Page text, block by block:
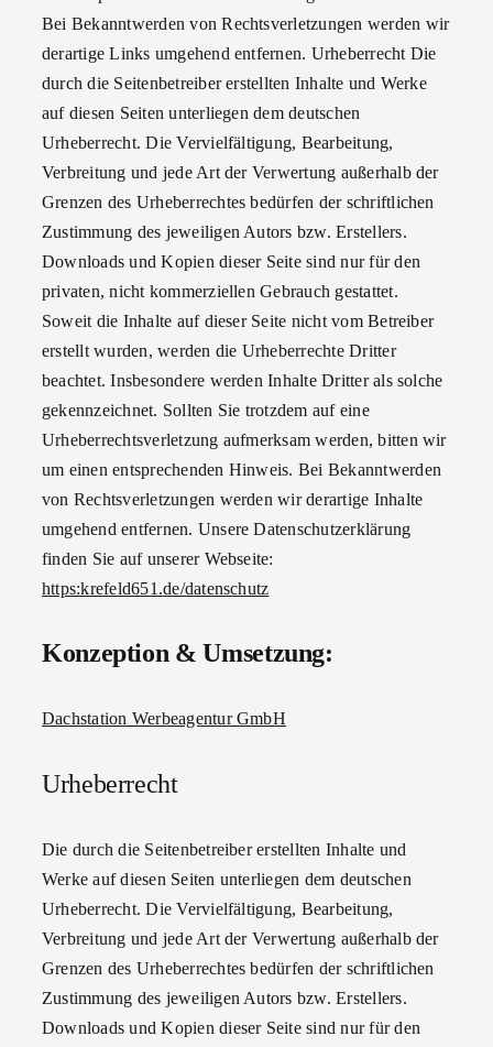
Bei Bekanntwerden von Rechtsverletzungen werden wir
derartige Links umgehend entfernen. Urheberrecht Die
durch die Seitenbetreiber erstellten Inhalte und Werke
auf diesen Seiten unterliegen dem deutschen
Urheberrecht. Die Vervielfältigung, Bearbeitung,
Verbreitung und jede Art der Verwertung außerhalb der
Grenzen des Urheberrechtes bedürfen der schriftlichen
Zustimmung des jeweiligen Autors bzw. Erstellers.
Downloads und Kopien dieser Seite sind nur für den
privaten, nicht kommerziellen Gebrauch gestattet.
Soweit die Inhalte auf dieser Seite nicht vom Betreiber
erstellt wurden, werden die Urheberrechte Dritter
beachtet. Insbesondere werden Inhalte Dritter als solche
gekennzeichnet. Sollten Sie trotzdem auf eine
Urheberrechtsverletzung aufmerksam werden, bitten wir
um einen entsprechenden Hinweis. Bei Bekanntwerden
von Rechtsverletzungen werden wir derartige Inhalte
umgehend entfernen. Unsere Datenschutzerklärung
finden Sie auf unserer Webseite:
https:krefeld651.de/datenschutz
Konzeption & Umsetzung:
Dachstation Werbeagentur GmbH
Urheberrecht
Die durch die Seitenbetreiber erstellten Inhalte und
Werke auf diesen Seiten unterliegen dem deutschen
Urheberrecht. Die Vervielfältigung, Bearbeitung,
Verbreitung und jede Art der Verwertung außerhalb der
Grenzen des Urheberrechtes bedürfen der schriftlichen
Zustimmung des jeweiligen Autors bzw. Erstellers.
Downloads und Kopien dieser Seite sind nur für den